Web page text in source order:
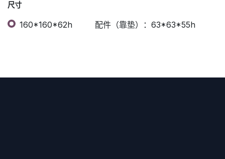
尺寸
160*160*62h 配件（靠垫）：63*63*55h